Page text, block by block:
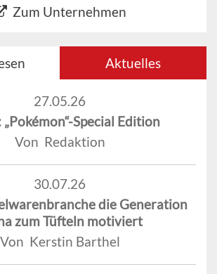
Zum Unternehmen
Aktuelles
27.05.26
„Pokémon“-Special Edition
Von Redaktion
30.07.26
die Generation
zum Tüfteln motiviert
Von Kerstin Barthel